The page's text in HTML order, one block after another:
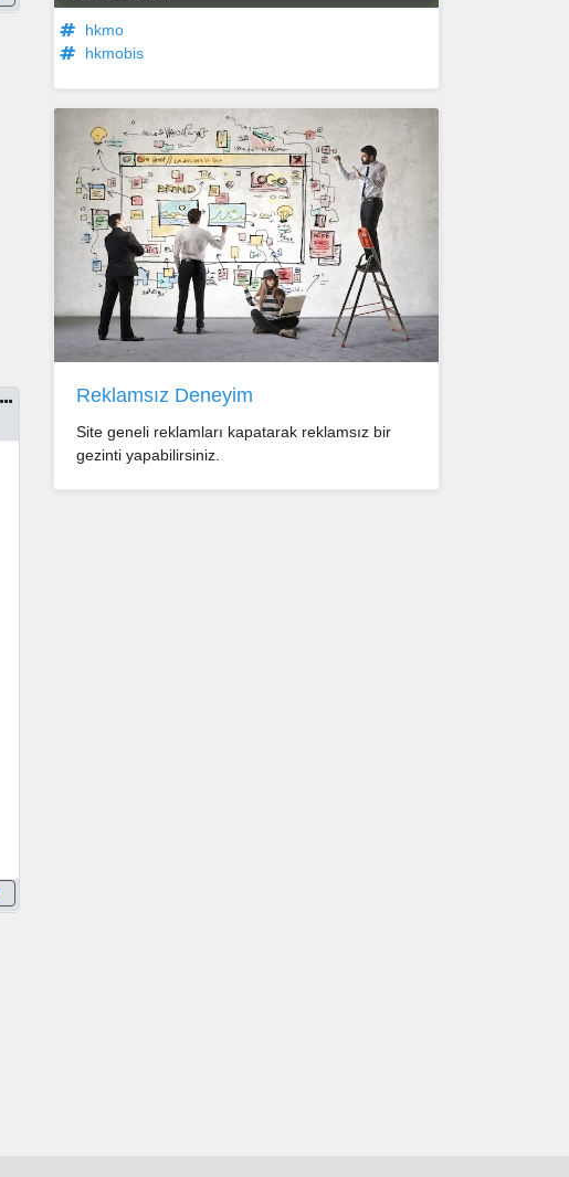
hkmo
hkmobis
Reklamsız Deneyim
Site geneli reklamları kapatarak reklamsız bir
gezinti yapabilirsiniz.